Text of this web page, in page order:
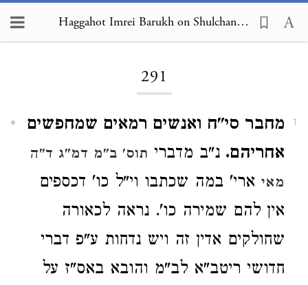
Haggahot Imrei Barukh on Shulchan Arukh, Choshen Mishpat 291
291
1
מחבר סי"ח ואנשים רמאים שמחפשים
אחריהם. נ"ב מדברי תוס' ב"מ דמ"ג ד"ה
מאי ארי' במה שכתבו וי"ל כו' דכספים
אין להם שמירה כו'. נראה לכאורה
שחולקים אדין זה ויש נדחות ע"פ דברי
חדושי ריטב"א לב"מ והובא באס"ז על